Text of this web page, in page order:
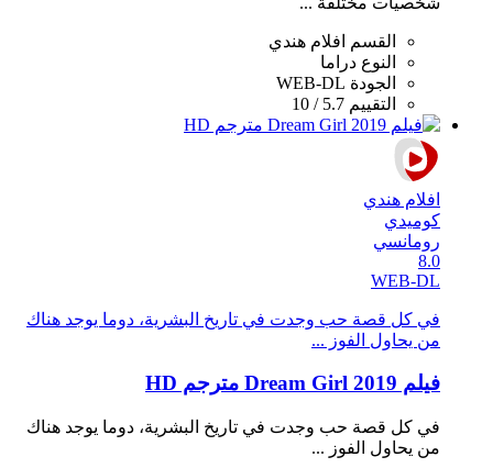
القسم
افلام هندي
النوع دراما
الجودة WEB-DL
التقييم 5.7 / 10
افلام هندي
كوميدي
رومانسي
8.0
WEB-DL
في كل قصة حب وجدت في تاريخ البشرية، دوما يوجد هناك
من يحاول الفوز ...
فيلم Dream Girl 2019 مترجم HD
في كل قصة حب وجدت في تاريخ البشرية، دوما يوجد هناك
من يحاول الفوز ...